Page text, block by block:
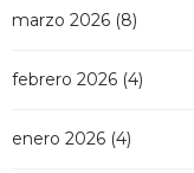
marzo 2026 (8)
febrero 2026 (4)
enero 2026 (4)